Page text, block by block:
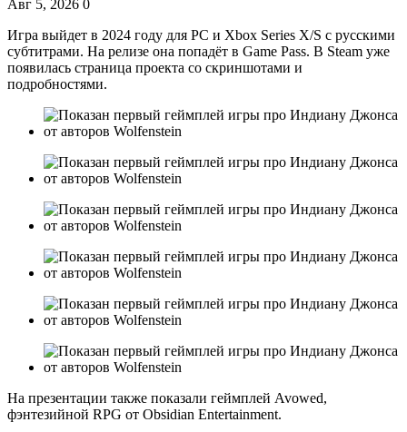
Авг 5, 2026 0
Игра выйдет в 2024 году для PC и Xbox Series X/S с русскими
субтитрами. На релизе она попадёт в Game Pass. В Steam уже
появилась страница проекта со скриншотами и
подробностями.
На презентации также показали геймплей Avowed,
фэнтезийной RPG от Obsidian Entertainment.